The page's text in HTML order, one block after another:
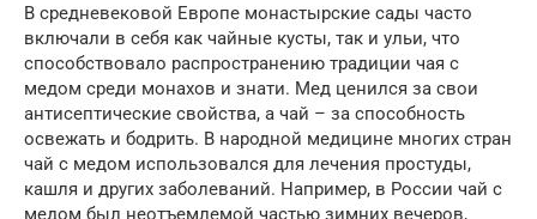
В средневековой Европе монастырские сады часто
включали в себя как чайные кусты, так и ульи, что
способствовало распространению традиции чая с
медом среди монахов и знати. Мед ценился за свои
антисептические свойства, а чай – за способность
освежать и бодрить. В народной медицине многих стран
чай с медом использовался для лечения простуды,
кашля и других заболеваний. Например, в России чай с
медом был неотъемлемой частью зимних вечеров,